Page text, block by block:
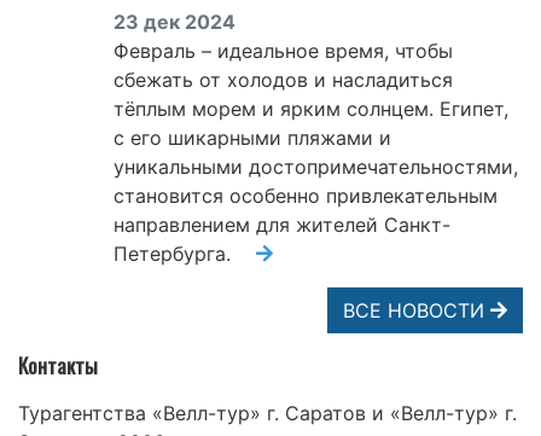
23 дек 2024
Февраль – идеальное время, чтобы
сбежать от холодов и насладиться
тёплым морем и ярким солнцем. Египет,
с его шикарными пляжами и
уникальными достопримечательностями,
становится особенно привлекательным
направлением для жителей Санкт-
Петербурга.
ВСЕ НОВОСТИ
Контакты
Турагентства «Велл-тур» г. Саратов и «Велл-тур» г.